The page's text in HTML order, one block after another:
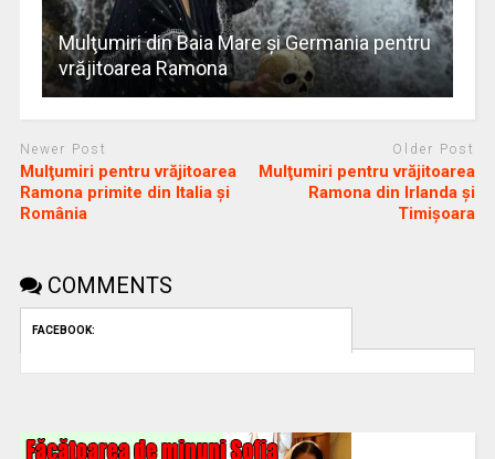
Mulţumiri din Baia Mare și Germania pentru
vrăjitoarea Ramona
Newer Post
Mulţumiri pentru vrăjitoarea
Ramona primite din Italia și
România
Older Post
Mulţumiri pentru vrăjitoarea
Ramona din Irlanda și
Timișoara
COMMENTS
FACEBOOK: